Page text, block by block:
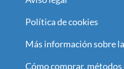
Política de cookies
Más información sobre
Cómo comprar, métodos